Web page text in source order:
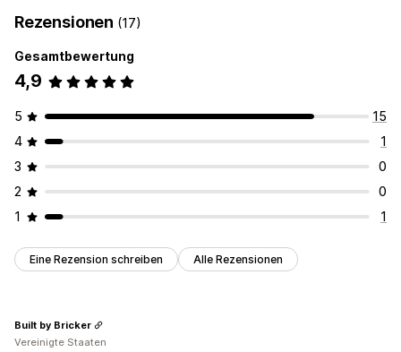
Rezensionen (17)
Gesamtbewertung
4,9
5
15
4
1
3
0
2
0
1
1
Eine Rezension schreiben Alle Rezensionen
Built by Bricker
Vereinigte Staaten